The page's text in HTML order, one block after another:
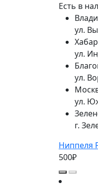
Есть в
ул.
ул.
ул.
ул.
г.
Ниппеля
500₽